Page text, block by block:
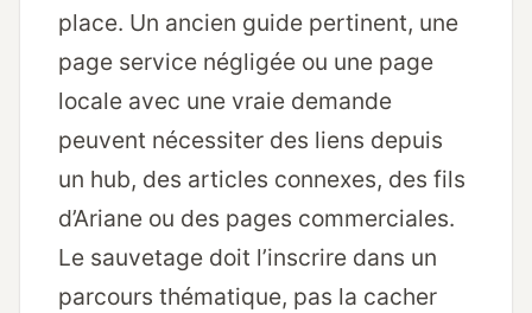
place. Un ancien guide pertinent, une
page service négligée ou une page
locale avec une vraie demande
peuvent nécessiter des liens depuis
un hub, des articles connexes, des fils
d’Ariane ou des pages commerciales.
Le sauvetage doit l’inscrire dans un
parcours thématique, pas la cacher